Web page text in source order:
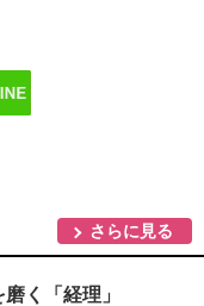
さらに見る
く「経理」